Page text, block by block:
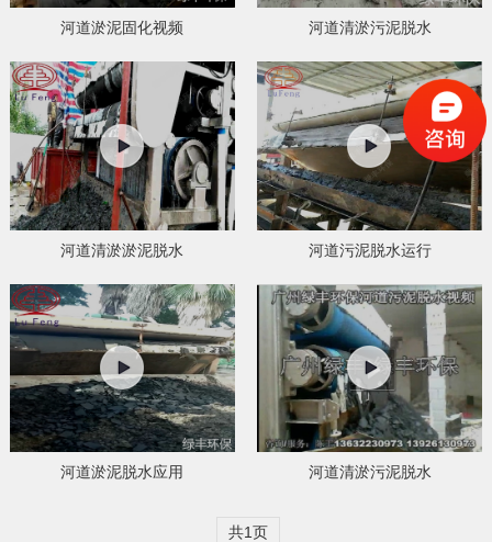
河道淤泥固化视频 河道清淤污泥脱水
河道清淤淤泥脱水 河道污泥脱水运行
河道淤泥脱水应用 河道清淤污泥脱水
共1页